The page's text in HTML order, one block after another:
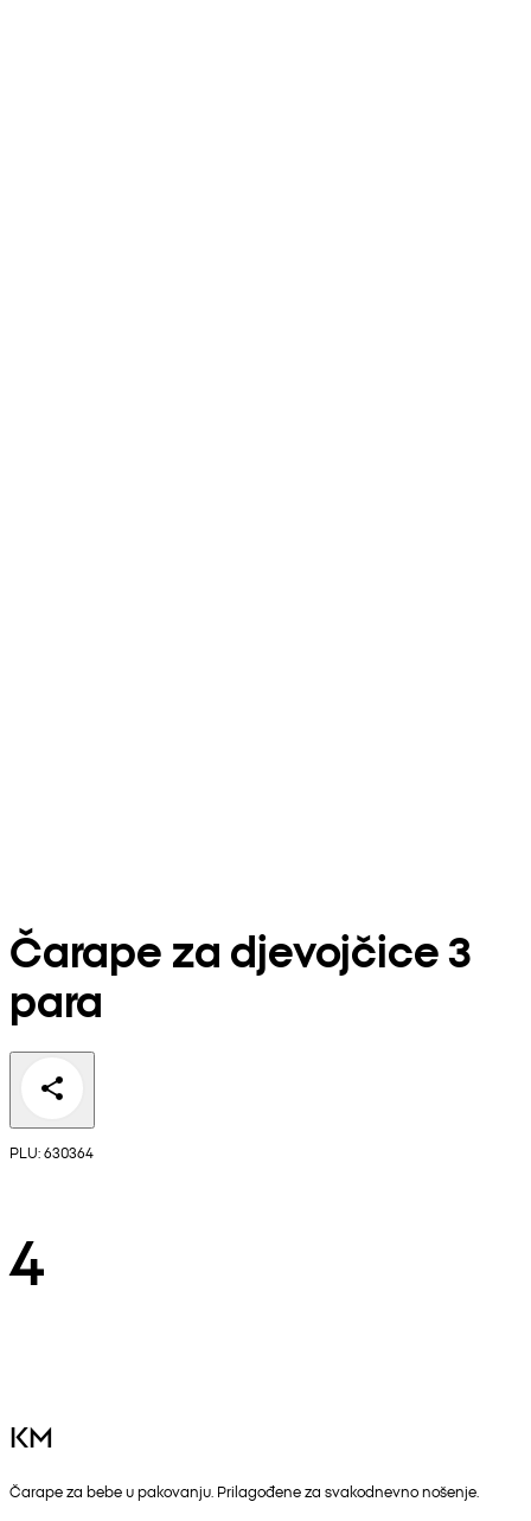
Čarape za djevojčice 3
para
PLU: 630364
4
KM
Čarape za bebe u pakovanju. Prilagođene za svakodnevno nošenje.